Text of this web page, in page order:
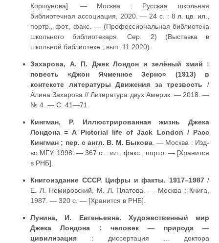
Коршунова]. — Москва : Русская школьная
библиотечная ассоциация, 2020. — 24 с. : 8 л. цв. ил.,
портр., фот., факс. — (Профессиональная библиотека
школьного библиотекаря. Сер. 2) (Выставка в
школьной библиотеке ; вып. 11.2020).
Захарова, А. П. Джек Лондон и зелёный змий :
повесть «Джон Ячменное Зерно» (1913) в
контексте литературы Движения за трезвость /
Алина Захарова // Литература двух Америк. — 2018. —
№ 4. — С. 41—71.
Кингман, Р. Иллюстрированная жизнь Джека
Лондона = A Pictorial life of Jack London / Расс
Кингман ; пер. с англ. В. М. Быкова. — Москва : Изд-
во МГУ, 1998. — 367 с. : ил., факс., портр. — [Хранится
в РНБ].
Книгоиздание СССР. Цифры и факты. 1917–1987/
Е. Л. Немировский, М. Л. Платова. — Москва : Книга,
1987. — 320 с. — [Хранится в РНБ].
Лунина, И. Евгеньевна. Художественный мир
Джека Лондона : человек — природа —
цивилизация : диссертация ... доктора